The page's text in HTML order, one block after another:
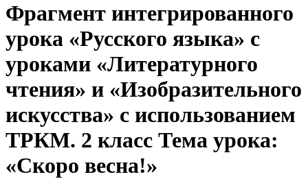
Фрагмент интегрированного
урока «Русского языка» с
уроками «Литературного
чтения» и «Изобразительного
искусства» с использованием
ТРКМ. 2 класс Тема урока:
«Скоро весна!»